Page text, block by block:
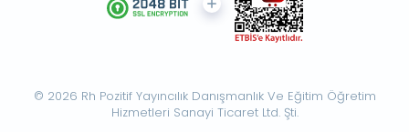
© 2026 Rh Pozitif Yayıncılık Danışmanlık Ve Eğitim Öğretim
Hizmetleri Sanayi Ticaret Ltd. Şti.